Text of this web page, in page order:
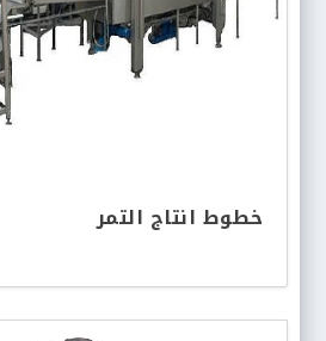
خطوط انتاج التمر